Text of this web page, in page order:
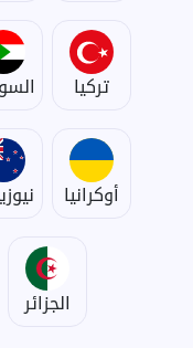
تركيا
أوكرانيا
الجزائر